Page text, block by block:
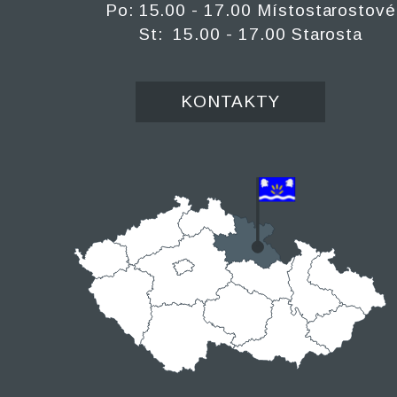
Po: 15.00 - 17.00 Místostarostové
St: 15.00 - 17.00 Starosta
KONTAKTY